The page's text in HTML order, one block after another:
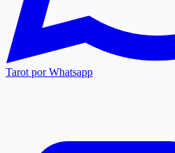
Tarot por Whatsapp